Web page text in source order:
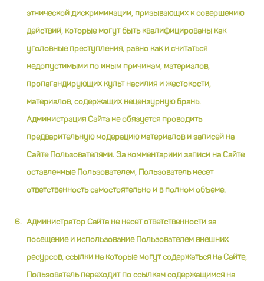
этнической дискриминации, призывающих к совершению
действий, которые могут быть квалифицированы как
уголовные преступления, равно как и считаться
недопустимыми по иным причинам, материалов,
пропагандирующих культ насилия и жестокости,
материалов, содержащих нецензурную брань.
Администрация Сайта не обязуется проводить
предварительную модерацию материалов и записей на
Сайте Пользователями. За комментариии записи на Сайте
оставленные Пользователем, Пользователь несет
ответственность самостоятельно и в полном объеме.
Администратор Сайта не несет ответственности за
посещение и использование Пользователем внешних
ресурсов, ссылки на которые могут содержаться на Сайте,
Пользователь переходит по ссылкам содержащимся на